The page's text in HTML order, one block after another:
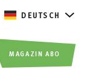
DEUTSCH
MAGAZIN ABO